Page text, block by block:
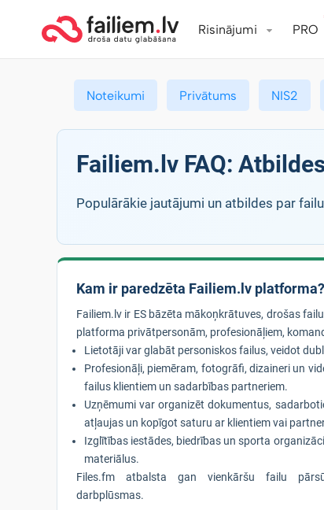
Risinājumi PRO
Noteikumi Privātums NIS2
Failiem.lv FAQ:
Populārākie jautājumi un atbildes par
Kam ir paredzēta Failiem.lv platforma?
Failiem.lv ir ES bāzēta mākoņkrātuves, drošas
platforma privātpersonām, profesionāļiem,
Lietotāji var glabāt personiskos failus, veidot
Profesionāļi, piemēram, fotogrāfi, dizaineri un
failus klientiem un sadarbības partneriem.
Uzņēmumi var organizēt dokumentus,
atļaujas un kopīgot saturu ar klientiem vai
Izglītības iestādes, biedrības un sporta
materiālus.
Files.fm atbalsta gan vienkāršu failu
darbplūsmas.